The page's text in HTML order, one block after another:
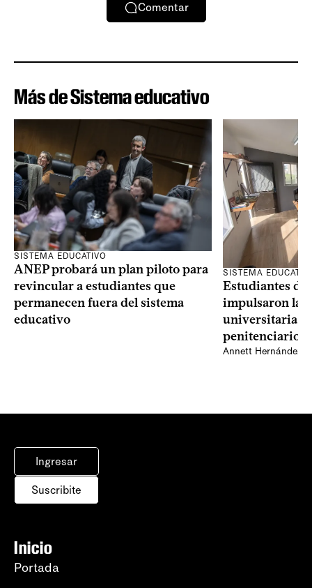
Comentar
Más de Sistema educativo
SISTEMA EDUCATIVO
ANEP probará un plan piloto para
revincular a estudiantes que
permanecen fuera del sistema
educativo
SISTEMA
Estudiantes
impulsaron la
universitaria
penitenciario
Annett Hernández
Ingresar
Suscribite
Inicio
Portada